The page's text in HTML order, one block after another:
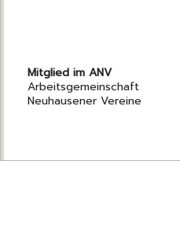
Mitglied im ANV
Arbeitsgemeinschaft
Neuhausener Vereine